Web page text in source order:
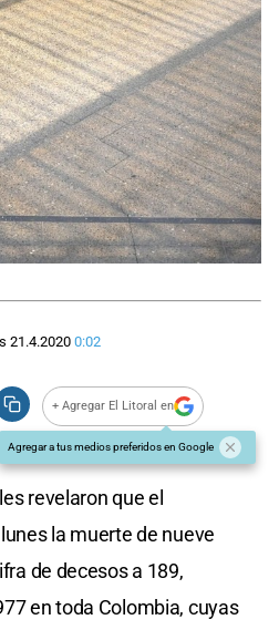
21.4.2020 0:02
+ Agregar El Litoral en
Agregar a tus medios preferidos en Google
revelaron que el
la muerte de nueve
de decesos a 189,
en toda Colombia, cuyas